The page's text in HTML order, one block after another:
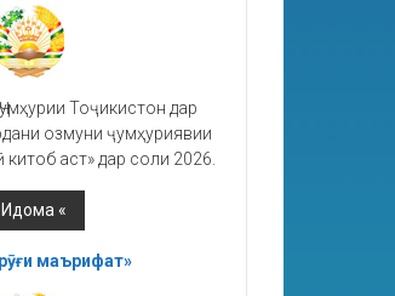
Тоҷикистон дар
озмуни ҷумҳуриявии
китоб аст» дар соли 2026.
маърифат»